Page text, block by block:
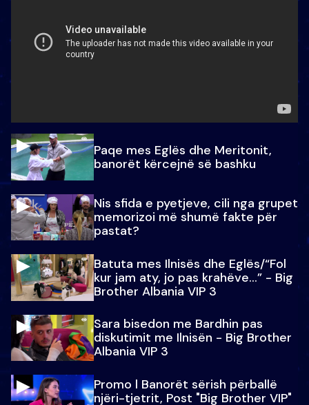
Paqe mes Eglës dhe Meritonit,
banorët kërcejnë së bashku
Nis sfida e pyetjeve, cili nga grupet
memorizoi më shumë fakte për
pastat?
Batuta mes Ilnisës dhe Eglës/“Fol
kur jam aty, jo pas krahëve…” - Big
Brother Albania VIP 3
Sara bisedon me Bardhin pas
diskutimit me Ilnisën - Big Brother
Albania VIP 3
Promo l Banorët sërish përballë
njëri-tjetrit, Post "Big Brother VIP"